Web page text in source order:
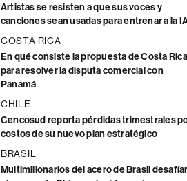
Artistas se resisten a que sus voces y
canciones sean usadas para entrenar a la
COSTA RICA
En qué consiste la propuesta de Costa Rica
para resolver la disputa comercial con
Panamá
CHILE
Cencosud reporta pérdidas trimestrales
costos de su nuevo plan estratégico
BRASIL
Multimillonarios del acero de Brasil